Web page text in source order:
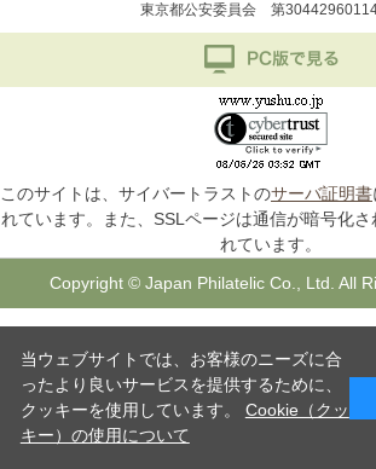
東京都公安委員会 第
このサイトは、サイバートラストのサーバ証明書
れています。また、SSLページは通信が暗号化
れています。
Copyright © Japan Philatelic Co., Ltd. All
当ウェブサイトでは、お客様のニーズに合
ったより良いサービスを提供するために、
クッキーを使用しています。 Cookie（クッ
キー）の使用について